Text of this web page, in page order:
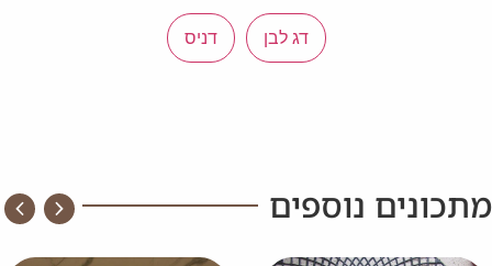
דג לבן דניס
מתכונים נוספים